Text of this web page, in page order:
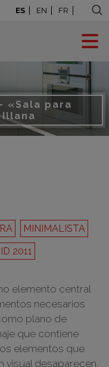
ES EN FR
«Sala para
MINIMALISTA
2011
elemento central
necesarios
plano de
que contiene
elementos que
visual desaparecen.